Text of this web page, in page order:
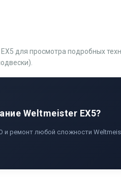
для просмотра подробных
Weltmeister EX5?
и ремонт любой сложности